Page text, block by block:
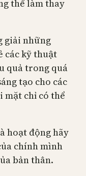
thể làm thay
giải những
các kỹ thuật
quả trong quá
tạo cho các
mặt chỉ có thể
hoạt động hãy
chính mình
bản thân.